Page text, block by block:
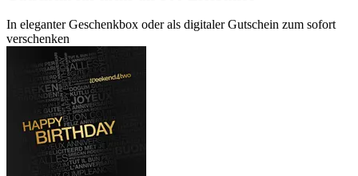
In eleganter Geschenkbox oder als digitaler Gutschein zum sofort
verschenken